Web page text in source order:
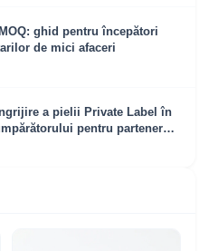
ghid pentru începători
de mici afaceri
a pielii Private Label în
pentru parteneri